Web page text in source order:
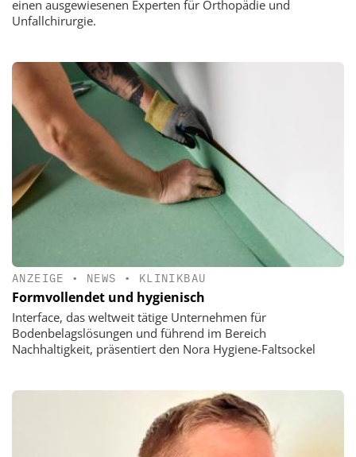
einen ausgewiesenen Experten für Orthopädie und
Unfallchirurgie.
ANZEIGE • NEWS • KLINIKBAU
Formvollendet und hygienisch
Interface, das weltweit tätige Unternehmen für
Bodenbelagslösungen und führend im Bereich
Nachhaltigkeit, präsentiert den Nora Hygiene-Faltsockel